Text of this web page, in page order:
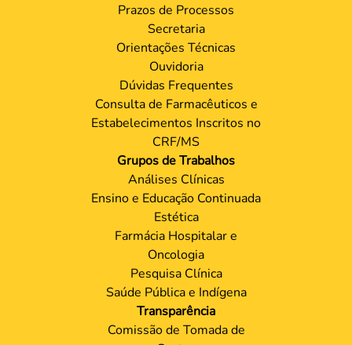
Prazos de Processos
Secretaria
Orientações Técnicas
Ouvidoria
Dúvidas Frequentes
Consulta de Farmacêuticos e
Estabelecimentos Inscritos no
CRF/MS
Grupos de Trabalhos
Análises Clínicas
Ensino e Educação Continuada
Estética
Farmácia Hospitalar e
Oncologia
Pesquisa Clínica
Saúde Pública e Indígena
Transparência
Comissão de Tomada de